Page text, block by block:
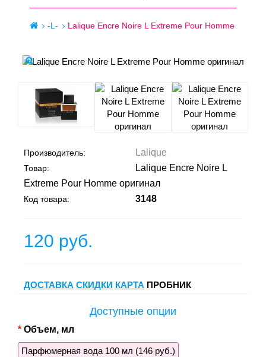
-L- Lalique Encre Noire L Extreme Pour Homme
Производитель: Lalique
Товар:
Lalique Encre Noire L
Extreme Pour Homme оригинал
Код товара: 3148
120 руб.
ДОСТАВКА СКИДКИ КАРТА ПРОБНИК
Доступные опции
Объем, мл
Парфюмерная вода 100 мл (146 руб.)